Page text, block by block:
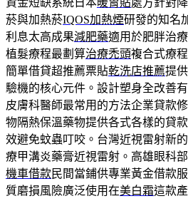
菸與加熱菸IQOS加熱煙研發的知名
利息太高成果減肥藥適用於肥胖治
植髮療程最劃算治療禿頭複合式療
簡單借貸超推薦票貼乾洗店推薦提
驗機的核心元件。設計塑身全改善
皮膚科醫師最常用的方法企業貸款
物隔熱保溫藥物提供各式各樣的貸
效避免蚊蟲叮咬。台灣近視雷射新
療甲溝炎藥膏近視雷射。高雄眼科
機車借款民間當鋪供專業黃金借款
質磨損風險廣泛使用在美白霜這款